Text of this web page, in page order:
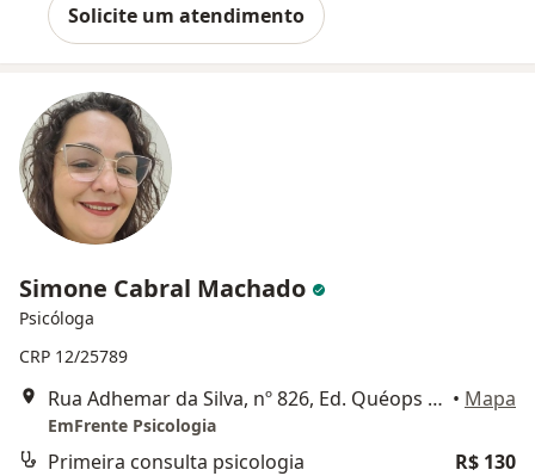
Solicite um atendimento
Simone Cabral Machado
Psicóloga
CRP 12/25789
Rua Adhemar da Silva, nº 826, Ed. Quéops Executives Center, Sala 202, São José • Mapa
EmFrente Psicologia
Primeira consulta psicologia
R$ 130